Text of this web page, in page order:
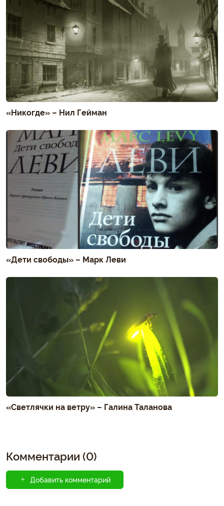
«Никогде» – Нил Гейман
«Дети свободы» – Марк Леви
«Светлячки на ветру» – Галина Таланова
Комментарии (0)
Добавить комментарий